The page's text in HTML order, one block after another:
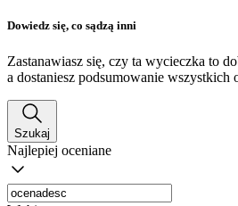
Dowiedz się, co sądzą inni
Zastanawiasz się, czy ta wycieczka to
a dostaniesz podsumowanie wszystkich
Szukaj
Najlepiej oceniane